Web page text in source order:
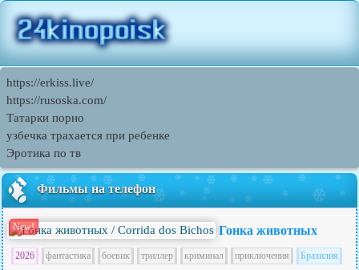
https://erkiss.live/
https://rusoska.com/
Татарки порно
узбечка трахается при ребенке
Эротика по тв
Фильмы на телефон
New! Гонка животных
2026 фантастика боевик триллер криминал приключения Бразилия